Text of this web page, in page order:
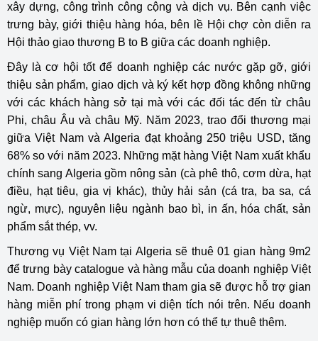
xây dựng, công trình công cộng và dịch vụ. Bên cạnh việc
trưng bày, giới thiệu hàng hóa, bên lề Hội chợ còn diễn ra
Hội thảo giao thương B to B giữa các doanh nghiệp.
Đây là cơ hội tốt để doanh nghiệp các nước gặp gỡ, giới
thiệu sản phẩm, giao dịch và ký kết hợp đồng không những
với các khách hàng sở tại mà với các đối tác đến từ châu
Phi, châu Âu và châu Mỹ. Năm 2023, trao đổi thương mại
giữa Việt Nam và Algeria đạt khoảng 250 triệu USD, tăng
68% so với năm 2023. Những mặt hàng Việt Nam xuất khẩu
chính sang Algeria gồm nông sản (cà phê thô, cơm dừa, hạt
điều, hạt tiêu, gia vị khác), thủy hải sản (cá tra, ba sa, cá
ngừ, mực), nguyên liệu ngành bao bì, in ấn, hóa chất, sản
phẩm sắt thép, vv.
Thương vụ Việt Nam tại Algeria sẽ thuê 01 gian hàng 9m2
để trưng bày catalogue và hàng mẫu của doanh nghiệp Việt
Nam. Doanh nghiệp Việt Nam tham gia sẽ được hỗ trợ gian
hàng miễn phí trong phạm vi diện tích nói trên. Nếu doanh
nghiệp muốn có gian hàng lớn hơn có thể tự thuê thêm.